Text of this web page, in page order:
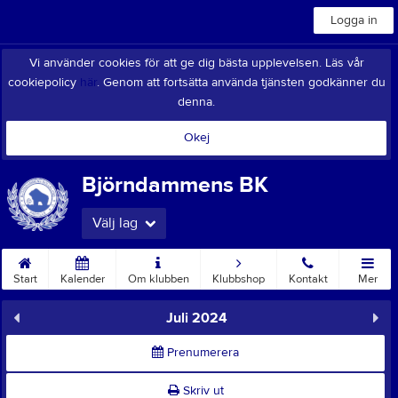
Logga in
Vi använder cookies för att ge dig bästa upplevelsen. Läs vår
cookiepolicy här. Genom att fortsätta använda tjänsten godkänner du
denna.
Okej
Björndammens BK
Välj lag
Start Kalender Om klubben Klubbshop Kontakt Mer
Juli 2024
Prenumerera
Skriv ut